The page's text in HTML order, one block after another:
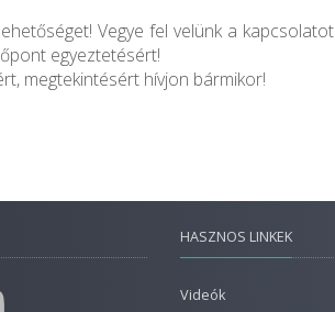
Vegye fel velünk a kapcsolatot
egyeztetésért!
megtekintésért hívjon bármikor!
HASZNOS LINKEK
Videók